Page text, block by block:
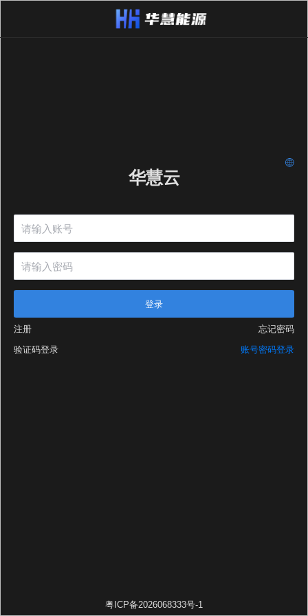
华慧云
登录
注册
忘记密码
验证码登录
账号密码登录
粤ICP备2026068333号-1